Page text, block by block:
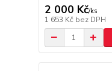
2 000 Kč/ks
1 653 Kč bez DPH